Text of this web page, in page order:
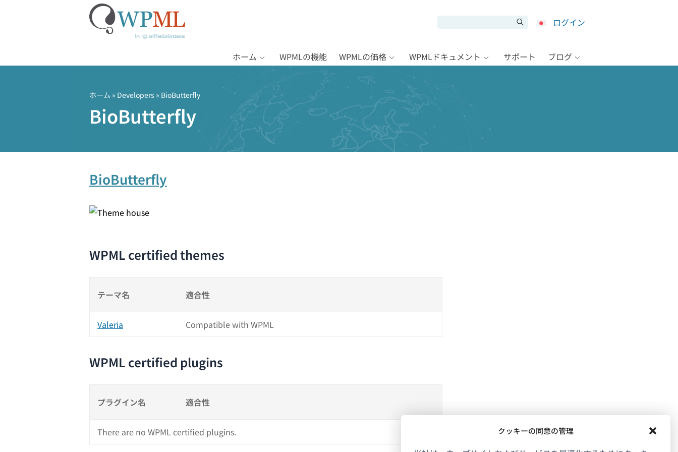
クッキーの同意の管理
キ
ログイン
ホーム WPMLの機能 WPMLの価格 WPMLドキュメント サポート ブログ
ホーム » Developers » BioButterfly
BioButterfly
BioButterfly
WPML certified themes
テーマ名 適合性
Valeria Compatible with WPML
WPML certified plugins
プラグイン名 適合性
There are no WPML certified plugins.